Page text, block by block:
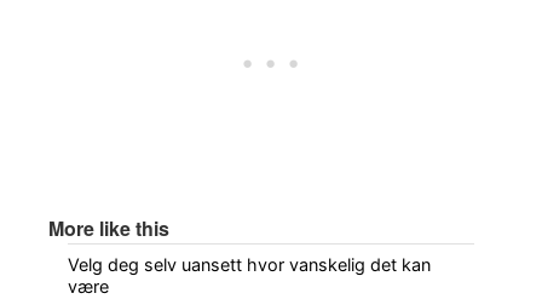
More like this
Velg deg selv uansett hvor vanskelig det kan
være